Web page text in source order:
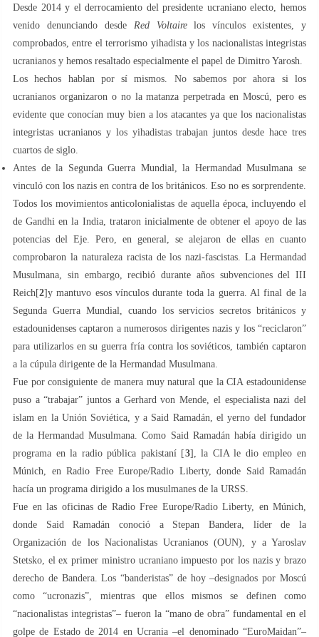
Desde 2014 y el derrocamiento del presidente ucraniano electo, hemos
venido denunciando desde Red Voltairelos vínculos existentes, y
comprobados, entre el terrorismo yihadista y los nacionalistas integristas
ucranianos y hemos resaltado especialmente el papel de Dimitro Yarosh.
Los hechos hablan por sí mismos. No sabemos por ahora si los
ucranianos organizaron o no la matanza perpetrada en Moscú, pero es
evidente que conocían muy bien a los atacantes ya que los nacionalistas
integristas ucranianos y los yihadistas trabajan juntos desde hace tres
cuartos de siglo.
Antes de la Segunda Guerra Mundial, la Hermandad Musulmana se
vinculó con los nazis en contra de los británicos. Eso no es sorprendente.
Todos los movimientos anticolonialistas de aquella época, incluyendo el
de Gandhi en la India, trataron inicialmente de obtener el apoyo de las
potencias del Eje. Pero, en general, se alejaron de ellas en cuanto
comprobaron la naturaleza racista de los nazi-fascistas. La Hermandad
Musulmana, sin embargo, recibió durante años subvenciones del III
Reich[2]y mantuvo esos vínculos durante toda la guerra. Al final de la
Segunda Guerra Mundial, cuando los servicios secretos británicos y
estadounidenses captaron a numerosos dirigentes nazis y los “reciclaron”
para utilizarlos en su guerra fría contra los soviéticos, también captaron
a la cúpula dirigente de la Hermandad Musulmana.
Fue por consiguiente de manera muy natural que la CIA estadounidense
puso a “trabajar” juntos a Gerhard von Mende, el especialista nazi del
islam en la Unión Soviética, y a Said Ramadán, el yerno del fundador
de la Hermandad Musulmana. Como Said Ramadán había dirigido un
programa en la radio pública pakistaní [3], la CIA le dio empleo en
Múnich, en Radio Free Europe/Radio Liberty, donde Said Ramadán
hacía un programa dirigido a los musulmanes de la URSS.
Fue en las oficinas de Radio Free Europe/Radio Liberty, en Múnich,
donde Said Ramadán conoció a Stepan Bandera, líder de la
Organización de los Nacionalistas Ucranianos (OUN), y a Yaroslav
Stetsko, el ex primer ministro ucraniano impuesto por los nazis y brazo
derecho de Bandera. Los “banderistas” de hoy –designados por Moscú
como “ucronazis”, mientras que ellos mismos se definen como
“nacionalistas integristas”– fueron la “mano de obra” fundamental en el
golpe de Estado de 2014 en Ucrania –el denominado “EuroMaidan”–